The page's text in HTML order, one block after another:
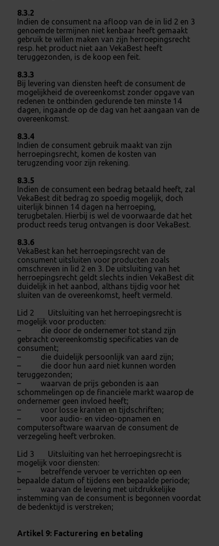
8.3.2
Indien de consument na afloop van de in lid 2 en 3
genoemde termijnen niet kenbaar heeft gemaakt
gebruik te willen maken van zijn herroepingsrecht
resp. het product niet aan VekaBest heeft
teruggezonden, is de koop een feit.
8.3.3
Bij levering van diensten heeft de consument de
mogelijkheid de overeenkomst zonder opgave van
redenen te ontbinden gedurende ten minste 14
dagen, ingaande op de dag van het aangaan van de
overeenkomst.
8.3.4
Indien de consument gebruik maakt van zijn
herroepingsrecht, komen de kosten van
terugzending voor zijn rekening.
8.3.5
Indien de consument een bedrag betaald heeft, zal
VekaBest dit bedrag zo spoedig mogelijk, doch
uiterlijk binnen 14 dagen na herroeping,
terugbetalen. Hierbij is wel de voorwaarde dat het
product reeds terug ontvangen is door VekaBest.
8.3.6
VekaBest kan het herroepingsrecht van de
consument uitsluiten voor producten zoals
omschreven in lid 2 en 3. De uitsluiting van het
herroepingsrecht geldt slechts indien VekaBest dit
duidelijk in het aanbod, althans tijdig voor het
sluiten van de overeenkomst, heeft vermeld.
Lid 2 Uitsluiting van het herroepingsrecht is
mogelijk voor producten:
– die door de ondernemer tot stand zijn
gebracht overeenkomstig specificaties van de
consument;
– die duidelijk persoonlijk van aard zijn;
– die door hun aard niet kunnen worden
teruggezonden;
– waarvan de prijs gebonden is aan
schommelingen op de financiële markt waarop de
ondernemer geen invloed heeft;
– voor losse kranten en tijdschriften;
– voor audio- en video-opnamen en
computersoftware waarvan de consument de
verzegeling heeft verbroken.
Lid 3 Uitsluiting van het herroepingsrecht is
mogelijk voor diensten:
– betreffende vervoer te verrichten op een
bepaalde datum of tijdens een bepaalde periode;
– waarvan de levering met uitdrukkelijke
instemming van de consument is begonnen voordat
de bedenktijd is verstreken;
Artikel 9: Facturering en betaling